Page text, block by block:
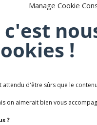
Manage Cookie
!
attendu d'être sûrs que le
on aimerait bien vous
?
Archives
Mont Saint Martin
de mercy - Complexe